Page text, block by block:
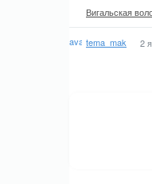
Вигальская
tema_mak 2